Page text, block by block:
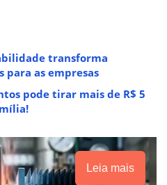
transforma
para as empresas
pode tirar mais de R$ 5
Leia mais